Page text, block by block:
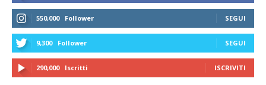
550,000 Follower SEGUI
9,300 Follower SEGUI
290,000 Iscritti ISCRIVITI